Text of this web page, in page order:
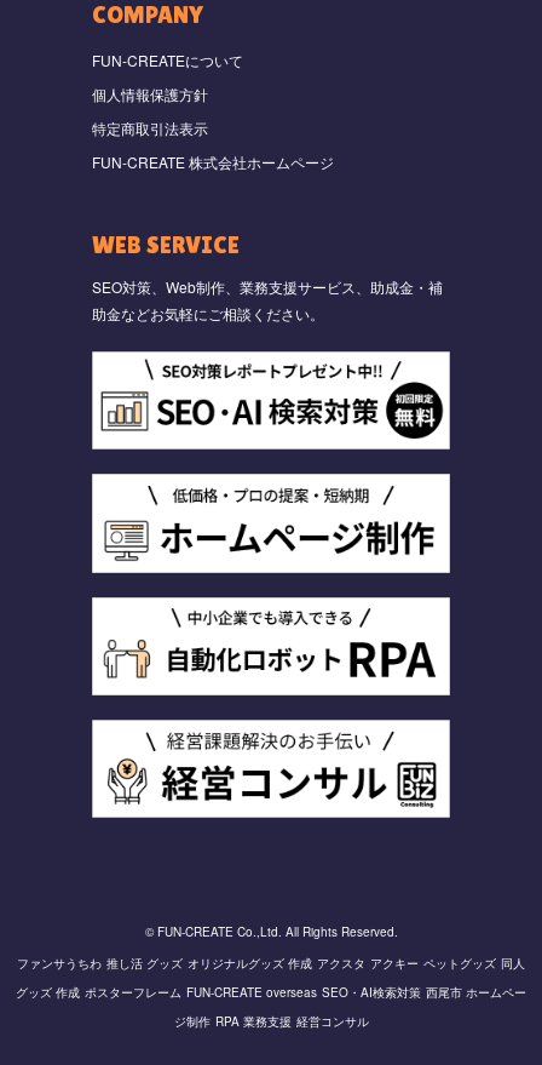
COMPANY
FUN-CREATEについて
個人情報保護方針
特定商取引法表示
FUN-CREATE 株式会社ホームページ
WEB SERVICE
SEO対策、Web制作、業務支援サービス、助成金・補
助金などお気軽にご相談ください。
© FUN-CREATE Co.,Ltd. All Rights Reserved.
ファンサうちわ 推し活 グッズ オリジナルグッズ 作成 アクスタ アクキー ペットグッズ 同人
グッズ 作成 ポスターフレーム FUN-CREATE overseas SEO・AI検索対策 西尾市 ホームペー
ジ制作 RPA 業務支援 経営コンサル